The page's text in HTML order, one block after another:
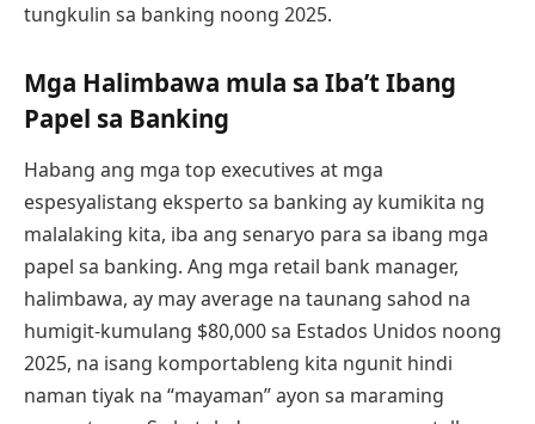
tungkulin sa banking noong 2025.
Mga Halimbawa mula sa Iba’t Ibang
Papel sa Banking
Habang ang mga top executives at mga
espesyalistang eksperto sa banking ay kumikita ng
malalaking kita, iba ang senaryo para sa ibang mga
papel sa banking. Ang mga retail bank manager,
halimbawa, ay may average na taunang sahod na
humigit-kumulang $80,000 sa Estados Unidos noong
2025, na isang komportableng kita ngunit hindi
naman tiyak na “mayaman” ayon sa maraming